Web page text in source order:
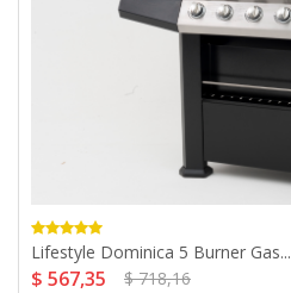
Lifestyle Dominica 5 Burner Gas...
$ 567,35 $ 718,16